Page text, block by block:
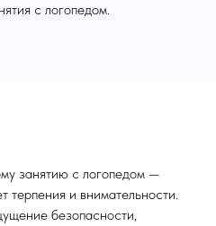
с логопедом.
занятию с логопедом —
терпения и внимательности.
безопасности,